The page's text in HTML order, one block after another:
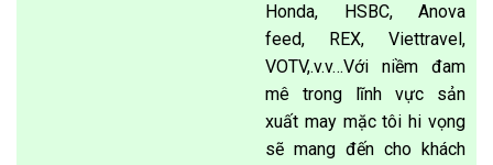
Honda, HSBC, Anova
feed, REX, Viettravel,
VOTV,.v.v…Với niềm đam
mê trong lĩnh vực sản
xuất may mặc tôi hi vọng
sẽ mang đến cho khách